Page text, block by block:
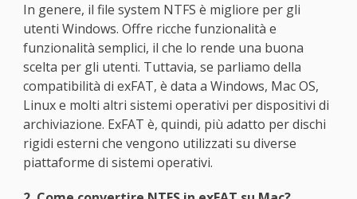
In genere, il file system NTFS è migliore per gli
utenti Windows. Offre ricche funzionalità e
funzionalità semplici, il che lo rende una buona
scelta per gli utenti. Tuttavia, se parliamo della
compatibilità di exFAT, è data a Windows, Mac OS,
Linux e molti altri sistemi operativi per dispositivi di
archiviazione. ExFAT è, quindi, più adatto per dischi
rigidi esterni che vengono utilizzati su diverse
piattaforme di sistemi operativi.